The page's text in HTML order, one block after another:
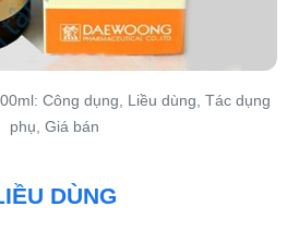
Công dụng, Liều dùng, Tác dụng
phụ, Giá bán
DÙNG